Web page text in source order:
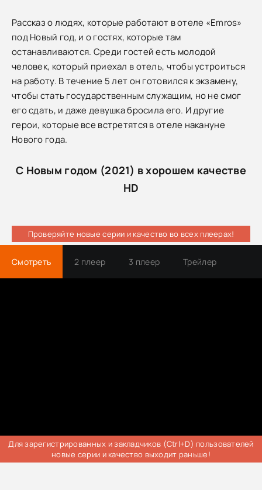
Рассказ о людях, которые работают в отеле «Emros»
под Новый год, и о гостях, которые там
останавливаются. Среди гостей есть молодой
человек, который приехал в отель, чтобы устроиться
на работу. В течение 5 лет он готовился к экзамену,
чтобы стать государственным служащим, но не смог
его сдать, и даже девушка бросила его. И другие
герои, которые все встретятся в отеле накануне
Нового года.
С Новым годом (2021) в хорошем качестве
HD
Проверяйте новые серии и качество во всех плеерах!
Смотреть 2 плеер 3 плеер Трейлер
Для зарегистрированных и закладчиков (Ctrl+D) пользователей
новые серии и качество выходит раньше!